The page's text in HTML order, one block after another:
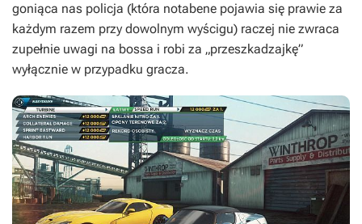
goniąca nas policja (która notabene pojawia się prawie za
każdym razem przy dowolnym wyścigu) raczej nie zwraca
zupełnie uwagi na bossa i robi za „przeszkadzajkę”
wyłącznie w przypadku gracza.